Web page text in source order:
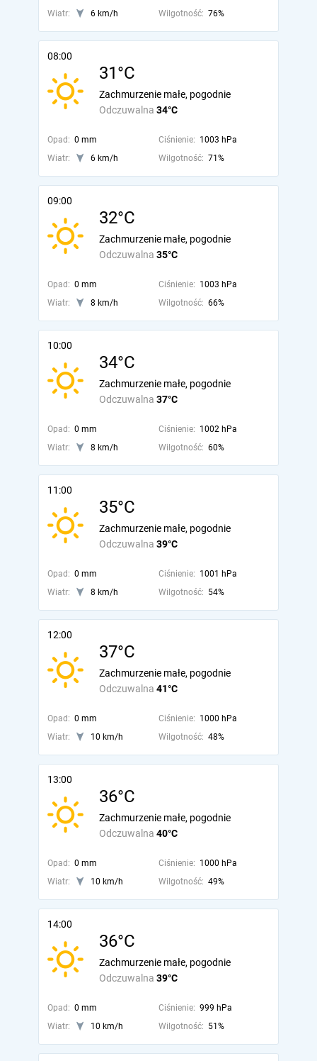
Wiatr: 6 km/h Wilgotność: 76%
08:00
31°C
Odczuwalna 34°C
Zachmurzenie małe, pogodnie
Opad: 0 mm Ciśnienie: 1003 hPa
Wiatr:
6 km/h Wilgotność: 71%
09:00
32°C
Odczuwalna 35°C
Zachmurzenie małe, pogodnie
Opad: 0 mm Ciśnienie: 1003 hPa
Wiatr:
8 km/h Wilgotność: 66%
10:00
34°C
Odczuwalna 37°C
Zachmurzenie małe, pogodnie
Opad: 0 mm Ciśnienie: 1002 hPa
Wiatr:
8 km/h Wilgotność: 60%
11:00
35°C
Odczuwalna 39°C
Zachmurzenie małe, pogodnie
Opad: 0 mm Ciśnienie: 1001 hPa
Wiatr:
8 km/h Wilgotność: 54%
12:00
37°C
Odczuwalna 41°C
Zachmurzenie małe, pogodnie
Opad: 0 mm Ciśnienie: 1000 hPa
Wiatr:
10 km/h Wilgotność: 48%
13:00
36°C
Odczuwalna 40°C
Zachmurzenie małe, pogodnie
Opad: 0 mm Ciśnienie: 1000 hPa
Wiatr:
10 km/h Wilgotność: 49%
14:00
36°C
Odczuwalna 39°C
Zachmurzenie małe, pogodnie
Opad: 0 mm Ciśnienie: 999 hPa
Wiatr:
10 km/h Wilgotność: 51%